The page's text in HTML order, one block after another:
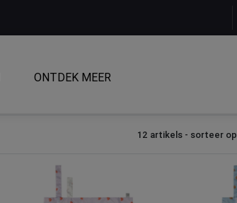
ONTDEK MEER
12 artikels - sorteer op